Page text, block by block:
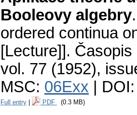
Booleovy algebry
ordered continua
[Lecture]]. Časopis
vol. 77 (1952),
MSC: 06Exx |
Full entry PDF (0.3 MB)